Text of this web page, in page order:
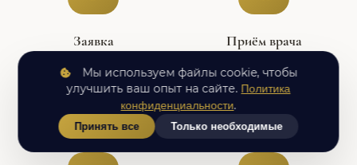
Заявка
Оставьте заявку,
администратор согласует
удобное время
Приём врача
Осмотр, сбор анамнеза,
постановка
предварительного
диагноза
Мы используем файлы cookie, чтобы
улучшить ваш опыт на сайте. Политика
конфиденциальности.
Принять все Только необходимые